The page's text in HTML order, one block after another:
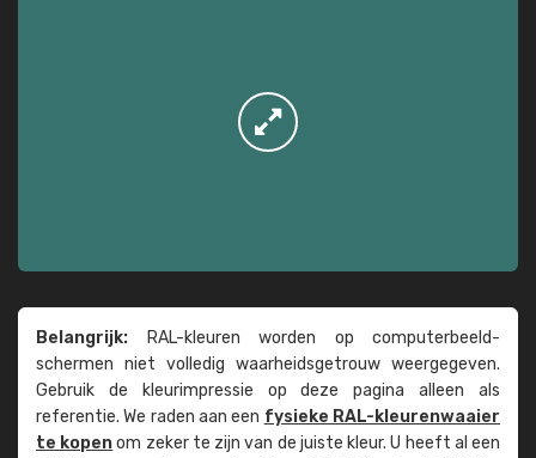
Belangrijk: RAL-kleuren worden op computer­beeld­
schermen niet volledig waarheids­­getrouw weer­gegeven.
Gebruik de kleur­impressie op deze pagina alleen als
referentie. We raden aan een fysieke RAL-kleuren­waaier
te kopenom zeker te zijn van de juiste kleur. U heeft al een